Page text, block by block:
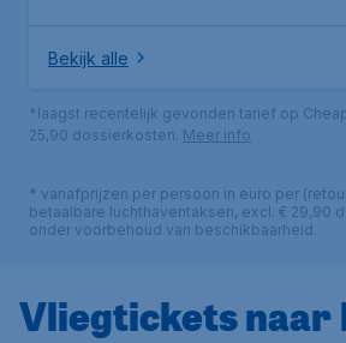
Bekijk alle
*laagst recentelijk gevonden tarief op
25,90 dossierkosten. Meer info
* vanafprijzen per persoon in euro per
betaalbare luchthaventaksen, excl. € 29,90
onder voorbehoud van beschikbaarheid.
Vliegtickets naar